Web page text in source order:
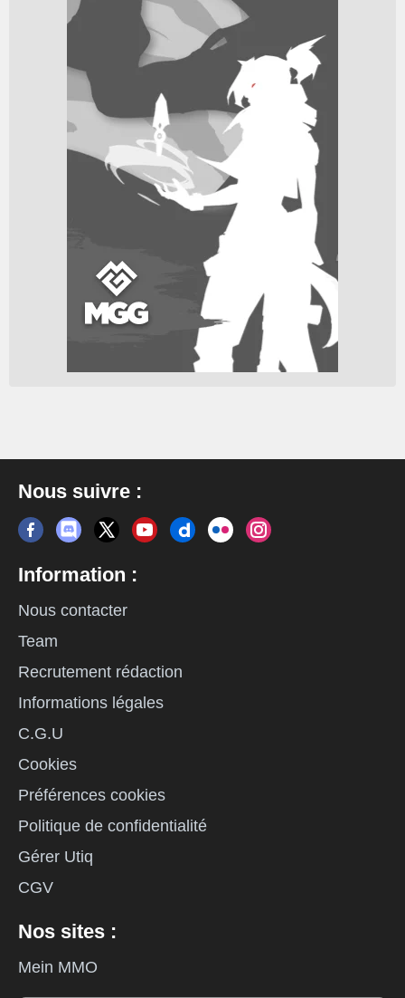
Nous suivre :
Information :
Nous contacter
Team
Recrutement rédaction
Informations légales
C.G.U
Cookies
Préférences cookies
Politique de confidentialité
Gérer Utiq
CGV
Nos sites :
Mein MMO